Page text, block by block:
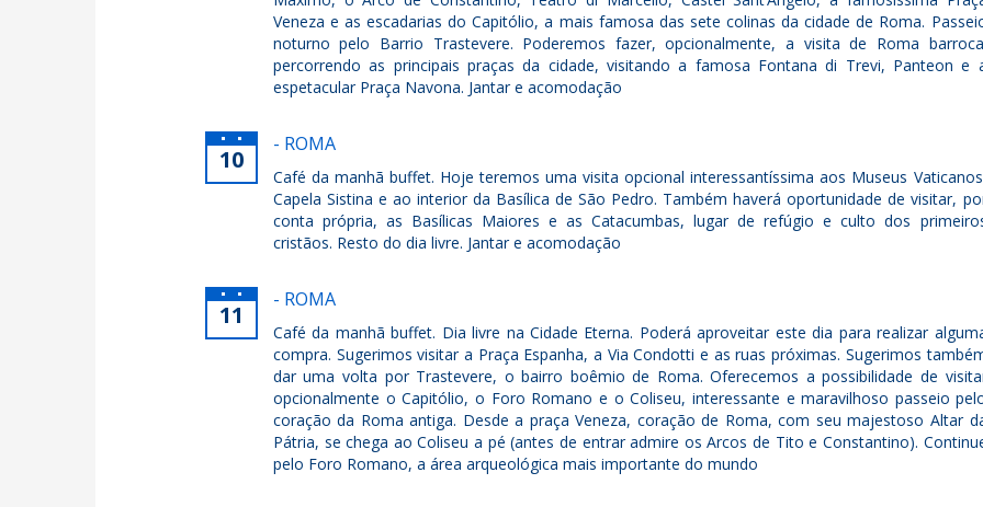
Veneza e as escadarias do Capitólio, a mais famosa das sete colinas da cidade de Roma.
noturno pelo Barrio Trastevere. Poderemos fazer, opcionalmente, a visita de Roma
percorrendo as principais praças da cidade, visitando a famosa Fontana di Trevi, Panteon e
espetacular Praça Navona. Jantar e acomodação
10
- ROMA
Café da manhã buffet. Hoje teremos uma visita opcional interessantíssima aos Museus
Capela Sistina e ao interior da Basílica de São Pedro. Também haverá oportunidade de visitar,
conta própria, as Basílicas Maiores e as Catacumbas, lugar de refúgio e culto dos
cristãos. Resto do dia livre. Jantar e acomodação
11
- ROMA
Café da manhã buffet. Dia livre na Cidade Eterna. Poderá aproveitar este dia para realizar
compra. Sugerimos visitar a Praça Espanha, a Via Condotti e as ruas próximas. Sugerimos
dar uma volta por Trastevere, o bairro boêmio de Roma. Oferecemos a possibilidade de
opcionalmente o Capitólio, o Foro Romano e o Coliseu, interessante e maravilhoso passeio
coração da Roma antiga. Desde a praça Veneza, coração de Roma, com seu majestoso Altar
Pátria, se chega ao Coliseu a pé (antes de entrar admire os Arcos de Tito e Constantino).
pelo Foro Romano, a área arqueológica mais importante do mundo